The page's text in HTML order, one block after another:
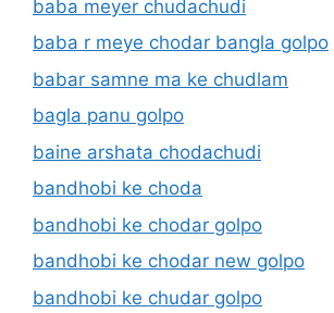
baba meyer chudachudi
baba r meye chodar bangla golpo
babar samne ma ke chudlam
bagla panu golpo
baine arshata chodachudi
bandhobi ke choda
bandhobi ke chodar golpo
bandhobi ke chodar new golpo
bandhobi ke chudar golpo